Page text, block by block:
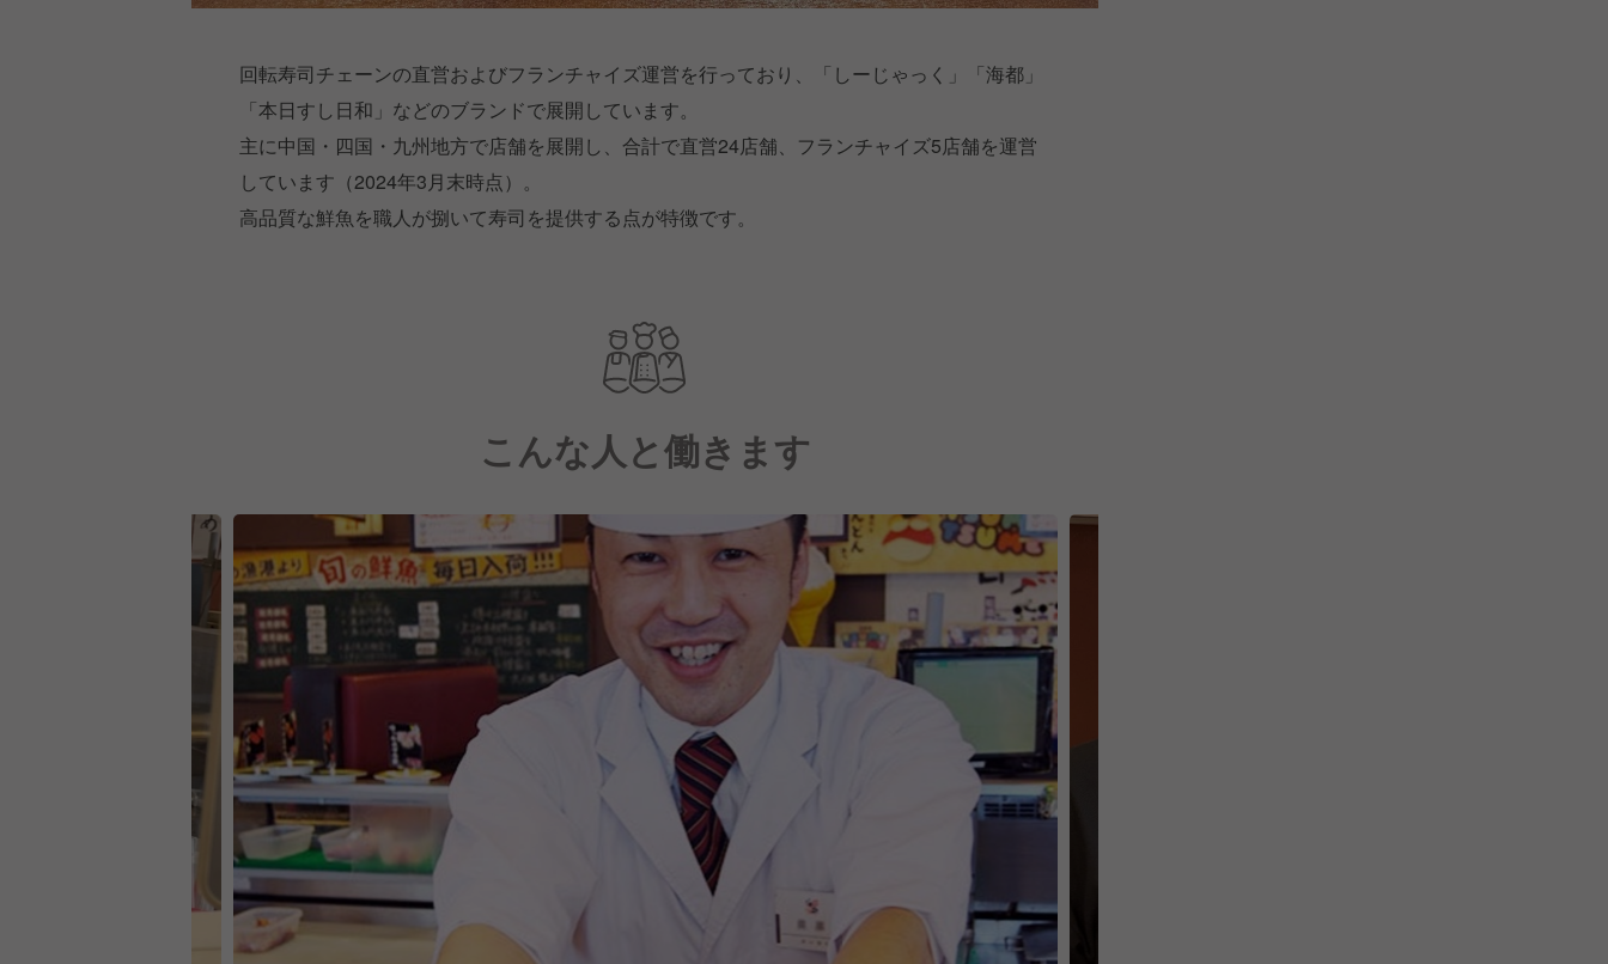
回転寿司チェーンの直営およびフランチャイズ運営を行っており、「しーじゃっく」「海都」
「本日すし日和」などのブランドで展開しています。
主に中国・四国・九州地方で店舗を展開し、合計で直営24店舗、フランチャイズ5店舗を運営
しています（2024年3月末時点）。
高品質な鮮魚を職人が捌いて寿司を提供する点が特徴です。
こんな人と働きます